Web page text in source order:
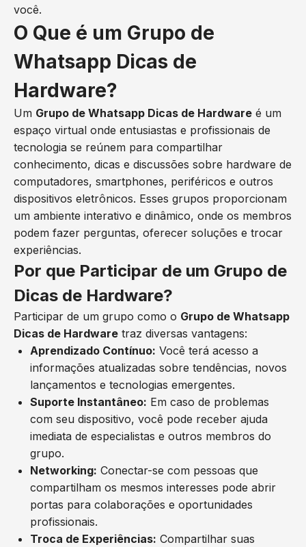
você.
O Que é um Grupo de
Whatsapp Dicas de
Hardware?
Um Grupo de Whatsapp Dicas de Hardware é um
espaço virtual onde entusiastas e profissionais de
tecnologia se reúnem para compartilhar
conhecimento, dicas e discussões sobre hardware de
computadores, smartphones, periféricos e outros
dispositivos eletrônicos. Esses grupos proporcionam
um ambiente interativo e dinâmico, onde os membros
podem fazer perguntas, oferecer soluções e trocar
experiências.
Por que Participar de um Grupo de
Dicas de Hardware?
Participar de um grupo como o Grupo de Whatsapp
Dicas de Hardware traz diversas vantagens:
Aprendizado Contínuo: Você terá acesso a
informações atualizadas sobre tendências, novos
lançamentos e tecnologias emergentes.
Suporte Instantâneo: Em caso de problemas
com seu dispositivo, você pode receber ajuda
imediata de especialistas e outros membros do
grupo.
Networking: Conectar-se com pessoas que
compartilham os mesmos interesses pode abrir
portas para colaborações e oportunidades
profissionais.
Troca de Experiências: Compartilhar suas